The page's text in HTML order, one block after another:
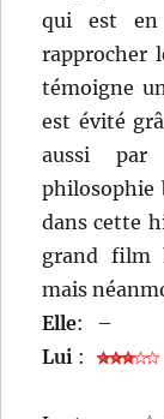
qui est en
rapprocher
témoigne
est évité
aussi par
philosophie
dans cette
grand film
mais
Elle:
–
Lui :